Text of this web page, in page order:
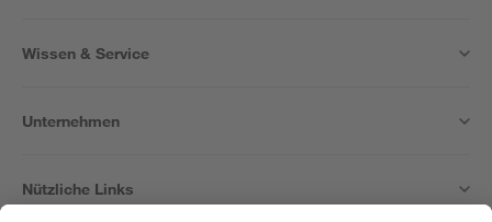
Wissen & Service
Unternehmen
Nützliche Links